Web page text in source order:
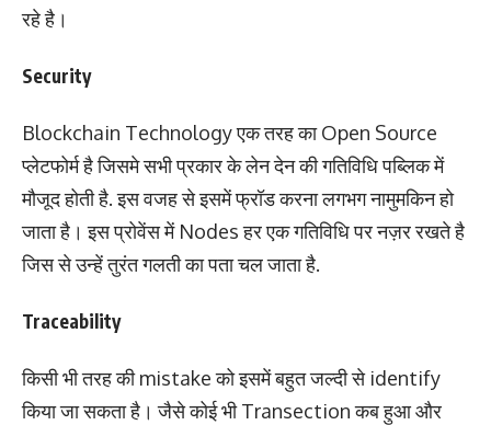
रहे है।
Security
Blockchain Technology एक तरह का Open Source
प्लेटफोर्म है जिसमे सभी प्रकार के लेन देन की गतिविधि पब्लिक में
मौजूद होती है. इस वजह से इसमें फ्रॉड करना लगभग नामुमकिन हो
जाता है। इस प्रोवेंस में Nodes हर एक गतिविधि पर नज़र रखते है
जिस से उन्हें तुरंत गलती का पता चल जाता है.
Traceability
किसी भी तरह की mistake को इसमें बहुत जल्दी से identify
किया जा सकता है। जैसे कोई भी Transection कब हुआ और